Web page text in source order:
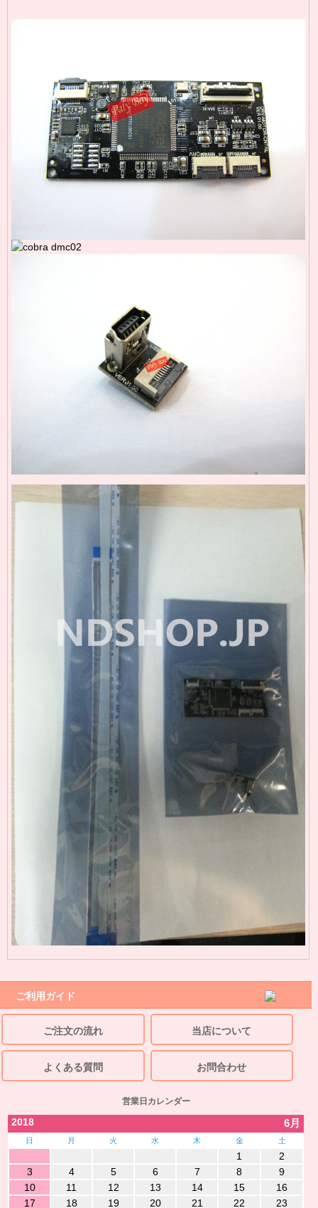
ご利用ガイド
ご注文の流れ 当店について
よくある質問 お問合わせ
営業日カレンダー
2018 6月
日 月 火 水 木 金 土
1
2
3
4 5 6 7 8
9
10
11 12 13 14 15
16
17
18 19 20 21 22 23